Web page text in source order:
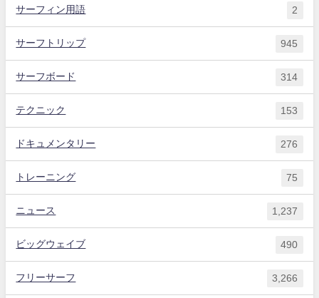
サーフィン用語 2
サーフトリップ 945
サーフボード 314
テクニック 153
ドキュメンタリー 276
トレーニング 75
ニュース 1,237
ビッグウェイブ 490
フリーサーフ 3,266